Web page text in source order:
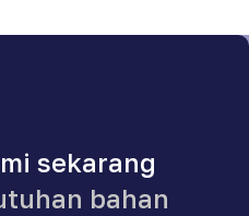
sekarang
bahan